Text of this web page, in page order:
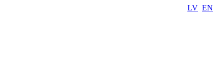
LV EN